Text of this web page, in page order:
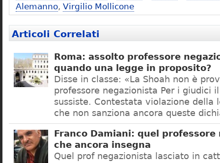
Alemanno, Virgilio Mollicone
Articoli Correlati
Roma: assolto professore
quando una legge in proposito?
Disse in classe: «La Shoah non è
professore negazionista Per i giudici
sussiste. Contestata violazione della
che non sanziona ancora queste
Franco Damiani: quel professore
che ancora insegna
Quel prof negazionista lasciato in